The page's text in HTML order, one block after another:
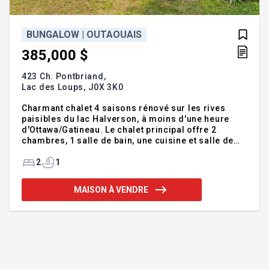
BUNGALOW | OUTAOUAIS
385,000 $
423 Ch. Pontbriand,
Lac des Loups, J0X 3K0
Charmant chalet 4 saisons rénové sur les rives
paisibles du lac Halverson, à moins d'une heure
d'Ottawa/Gatineau. Le chalet principal offre 2
chambres, 1 salle de bain, une cuisine et salle de
complet avec rangement et espace atelier. Un chalet
espace de vie. Terrain privé, plat et aménagé avec
plus de 200 pieds de rive et un accès à l'eau idéal
2 1
MAISON À VENDRE